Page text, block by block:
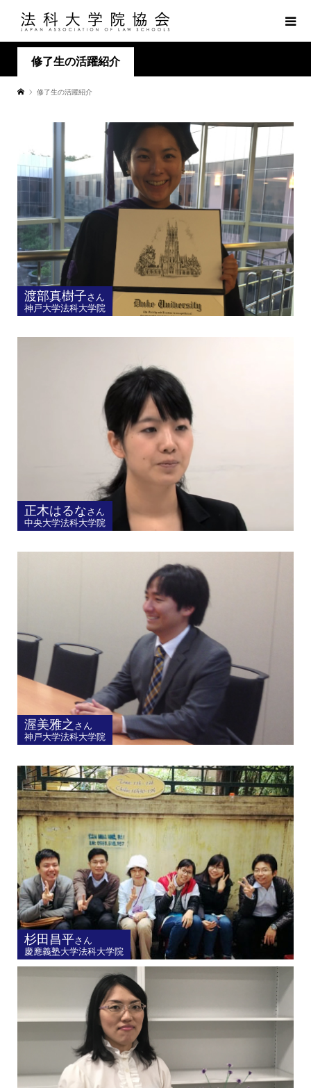
修了生の活躍紹介
修了生の活躍紹介
渡部真樹子さん
神戸大学法科大学院
正木はるなさん
中央大学法科大学院
渥美雅之 さん
神戸大学法科大学院
杉田昌平さん
慶應義塾大学法科大学院